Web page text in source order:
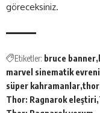
göreceksiniz.
Etiketler: bruce banner
marvel sinematik evreni
süper kahramanlar thor
Thor: Ragnarok eleştiri